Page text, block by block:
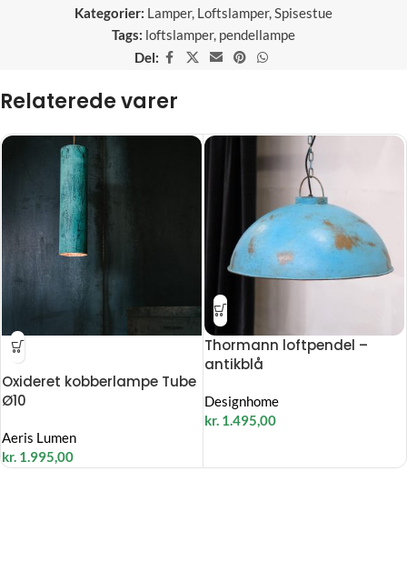
Kategorier: Lamper, Loftslamper,Spisestue
Tags: loftslamper, pendellampe
Del:
Relaterede varer
UDSOLGT
Oxideret kobberlampe Tube
Ø10
Aeris Lumen
kr. 1.995,00
Thormann loftpendel –
antikblå
Designhome
kr. 1.495,00